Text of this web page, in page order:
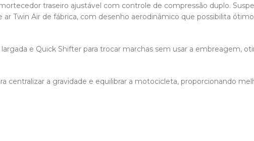
traseiro ajustável com controle de compressão duplo.
Twin Air de fábrica, com desenho aerodinâmico que possibilita
e Quick Shifter para trocar marchas sem usar a embreagem,
centralizar a gravidade e equilibrar a motocicleta, proporcionando